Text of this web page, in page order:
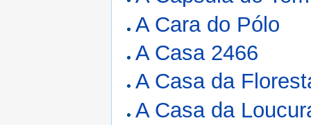
A Cara do Pólo
A Casa 2466
A Casa da
A Casa da